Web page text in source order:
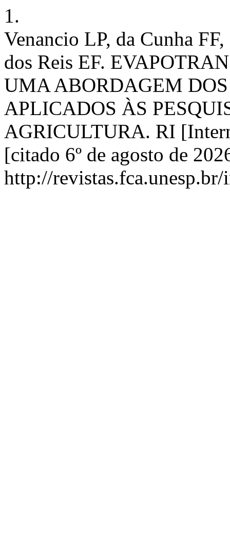
1.
Venancio LP, da Cunha
dos Reis EF.
UMA ABORDAGEM
APLICADOS ÀS
AGRICULTURA. RI
[citado 6º de agosto de
http://